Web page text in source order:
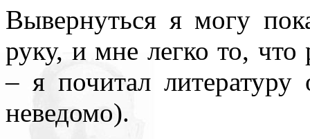
Вывернуться я могу
руку, и мне легко то,
– я почитал
неведомо).